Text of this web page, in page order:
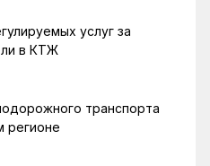
услуг за
в КТЖ
транспорта
регионе